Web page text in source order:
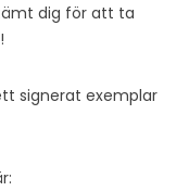
dig för att ta
signerat exemplar